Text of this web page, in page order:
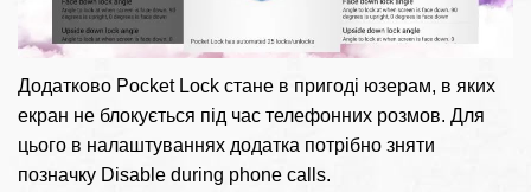
Додатково Pocket Lock стане в пригоді юзерам, в яких
екран не блокується під час телефонних розмов. Для
цього в налаштуваннях додатка потрібно зняти
позначку Disable during phone calls.